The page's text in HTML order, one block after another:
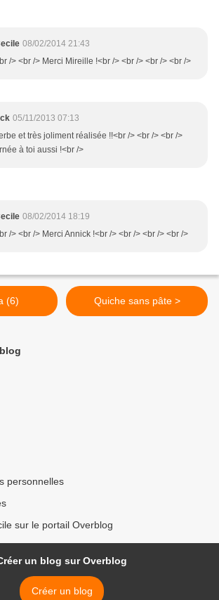
08/02/2014 21:43
/> <br /> Merci Mireille !<br /> <br /> <br /> <br />
05/11/2013 07:13
et très joliment réalisée !!<br /> <br /> <br />
à toi aussi !<br />
08/02/2014 18:19
/> <br /> Merci Annick !<br /> <br /> <br /> <br />
(6) Quiche sans pâte >
personnelles
sur le portail Overblog
un blog sur Overblog
Créer un blog